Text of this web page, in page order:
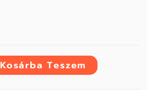
Kosárba Teszem